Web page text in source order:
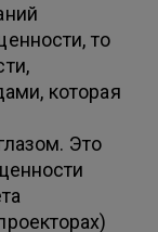
то
которая
Это